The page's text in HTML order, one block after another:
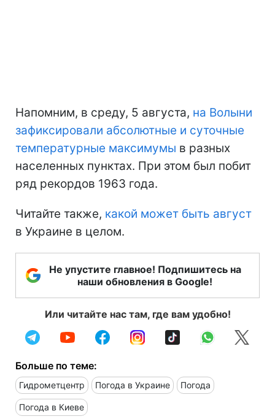
Напомним, в среду, 5 августа, на Волыни
зафиксировали абсолютные и суточные
температурные максимумы в разных
населенных пунктах. При этом был побит
ряд рекордов 1963 года.
Читайте также, какой может быть август
в Украине в целом.
Не упустите главное! Подпишитесь на
наши обновления в Google!
Или читайте нас там, где вам удобно!
Больше по теме:
Гидрометцентр Погода в Украине Погода
Погода в Киеве